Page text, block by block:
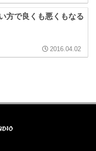
方で良くも悪くもなる
2016.04.02